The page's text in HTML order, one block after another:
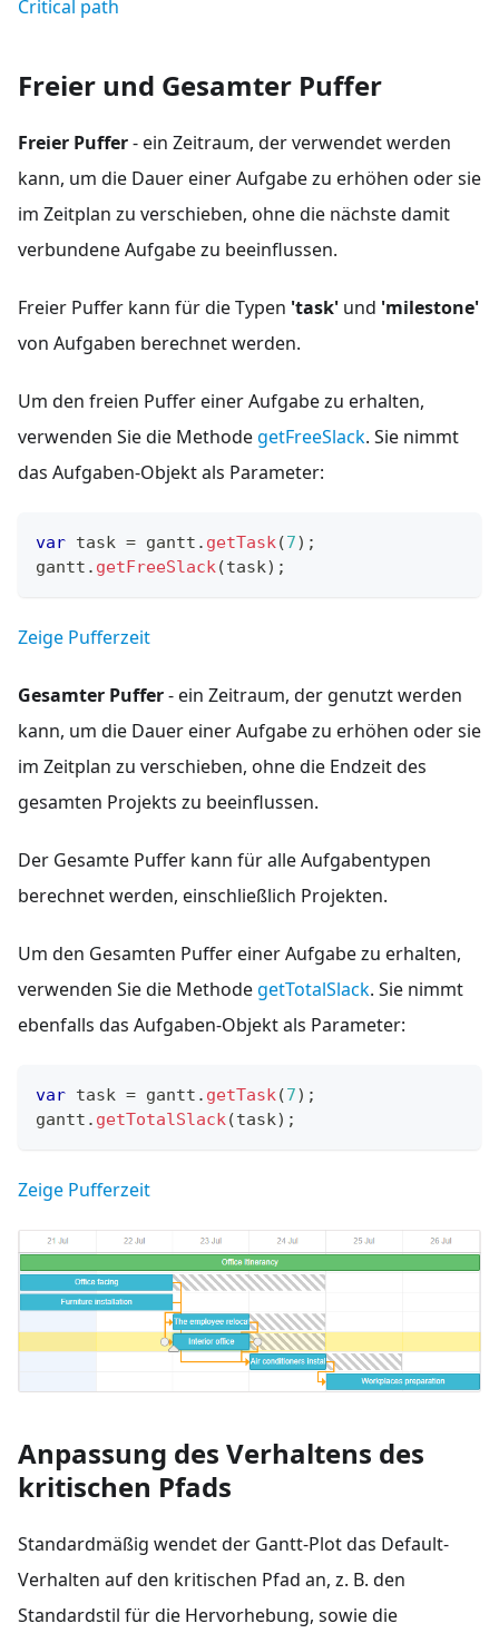
Critical path
Freier und Gesamter Puffer
Freier Puffer- ein Zeitraum, der verwendet werden
kann, um die Dauer einer Aufgabe zu erhöhen oder sie
im Zeitplan zu verschieben, ohne die nächste damit
verbundene Aufgabe zu beeinflussen.
Freier Puffer kann für die Typen 'task' und 'milestone'
von Aufgaben berechnet werden.
Um den freien Puffer einer Aufgabe zu erhalten,
verwenden Sie die MethodegetFreeSlack. Sie nimmt
das Aufgaben-Objekt als Parameter:
var task = gantt . getTask(7) ;
gantt . getFreeSlack(task) ;
Zeige Pufferzeit
Gesamter Puffer- ein Zeitraum, der genutzt werden
kann, um die Dauer einer Aufgabe zu erhöhen oder sie
im Zeitplan zu verschieben, ohne die Endzeit des
gesamten Projekts zu beeinflussen.
Der Gesamte Puffer kann für alle Aufgabentypen
berechnet werden, einschließlich Projekten.
Um den Gesamten Puffer einer Aufgabe zu erhalten,
verwenden Sie die MethodegetTotalSlack. Sie nimmt
ebenfalls das Aufgaben-Objekt als Parameter:
var task = gantt . getTask(7) ;
gantt . getTotalSlack(task) ;
Zeige Pufferzeit
Anpassung des Verhaltens des
kritischen Pfads
Standardmäßig wendet der Gantt-Plot das Default-
Verhalten auf den kritischen Pfad an, z. B. den
Standardstil für die Hervorhebung, sowie die